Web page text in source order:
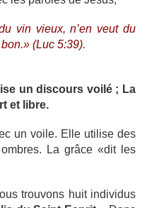
vin vieux, n’en veut du
(Luc 5:39).
un discours voilé ; La
et libre.
un voile. Elle utilise des
La grâce «dit les
trouvons huit individus